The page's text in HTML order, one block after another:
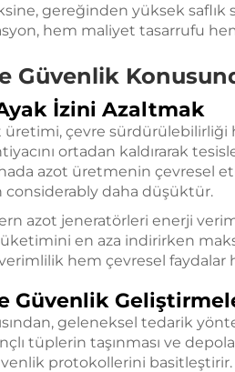
gereğinden yüksek saflık
hem maliyet tasarrufu
Güvenlik
İzini Azaltmak
üretimi, çevre
ortadan kaldırarak
azot üretmenin çevresel
daha düşüktür.
azot jeneratörleri enerji
en aza indirirken
hem çevresel
Güvenlik
geleneksel tedarik
tüplerin taşınması ve
protokollerini